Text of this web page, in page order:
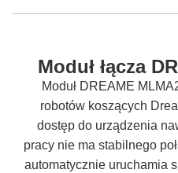
Moduł łącza
Moduł DREAME
robotów koszących
dostęp do urządzenia
pracy nie ma stabilnego
automatycznie uruchamia